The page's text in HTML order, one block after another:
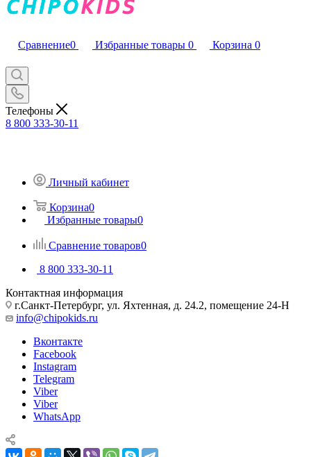
Сравнение0 Избранные товары 0 Корзина 0
Телефоны
8 800 333-30-11
Личный кабинет
Корзина0
Избранные товары0
Сравнение товаров0
8 800 333-30-11
Контактная информация
г.Санкт-Петербург, ул. Яхтенная, д. 24.2, помещение 24-Н
info@chipokids.ru
Вконтакте
Facebook
Instagram
Telegram
Viber
Viber
WhatsApp